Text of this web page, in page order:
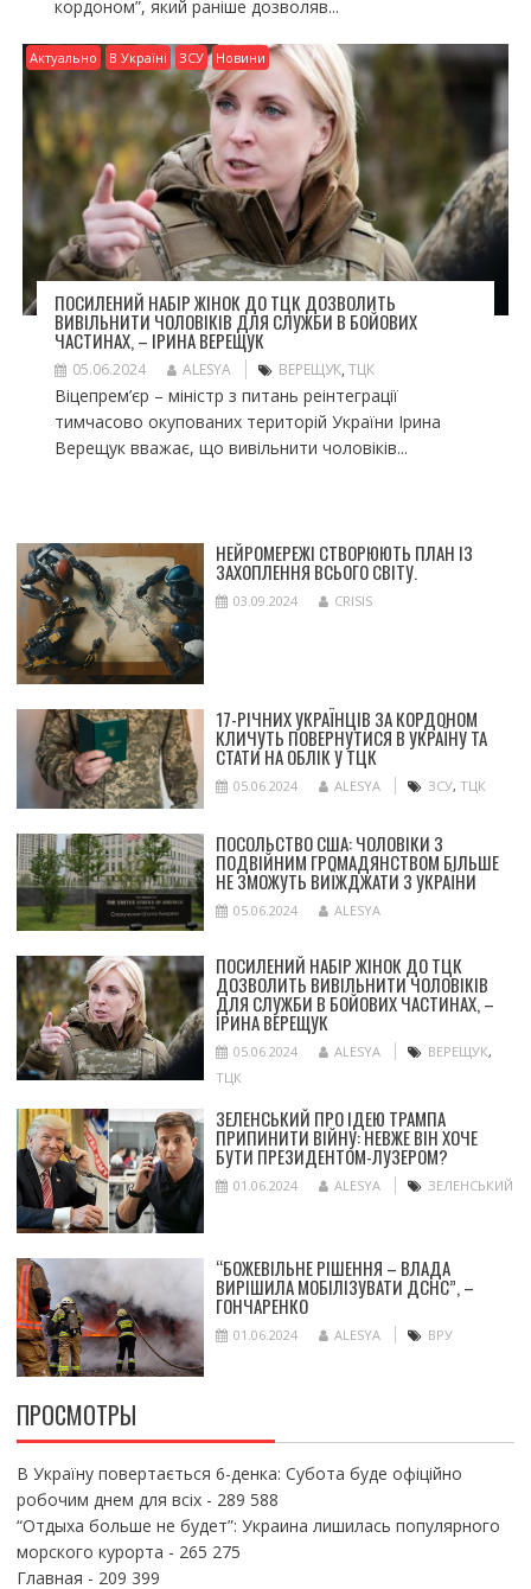
кордоном”, який раніше дозволяв...
Актуально В Україні ЗСУ Новини
ПОСИЛЕНИЙ НАБІР ЖІНОК ДО ТЦК ДОЗВОЛИТЬ
ВИВІЛЬНИТИ ЧОЛОВІКІВ ДЛЯ СЛУЖБИ В БОЙОВИХ
ЧАСТИНАХ, – ІРИНА ВЕРЕЩУК
05.06.2024 ALESYA ВЕРЕЩУК, ТЦК
Віцепрем’єр – міністр з питань реінтеграції
тимчасово окупованих територій України Ірина
Верещук вважає, що вивільнити чоловіків...
НЕЙРОМЕРЕЖІ СТВОРЮЮТЬ ПЛАН ІЗ
ЗАХОПЛЕННЯ ВСЬОГО СВІТУ.
03.09.2024 CRISIS
17-РІЧНИХ УКРАЇНЦІВ ЗА КОРДОНОМ
КЛИЧУТЬ ПОВЕРНУТИСЯ В УКРАЇНУ ТА
СТАТИ НА ОБЛІК У ТЦК
05.06.2024 ALESYA ЗСУ, ТЦК
ПОСОЛЬСТВО США: ЧОЛОВІКИ З
ПОДВІЙНИМ ГРОМАДЯНСТВОМ БІЛЬШЕ
НЕ ЗМОЖУТЬ ВИЇЖДЖАТИ З УКРАЇНИ
05.06.2024 ALESYA
ПОСИЛЕНИЙ НАБІР ЖІНОК ДО ТЦК
ДОЗВОЛИТЬ ВИВІЛЬНИТИ ЧОЛОВІКІВ
ДЛЯ СЛУЖБИ В БОЙОВИХ ЧАСТИНАХ, –
ІРИНА ВЕРЕЩУК
05.06.2024 ALESYA ВЕРЕЩУК,
ТЦК
ЗЕЛЕНСЬКИЙ ПРО ІДЕЮ ТРАМПА
ПРИПИНИТИ ВІЙНУ: НЕВЖЕ ВІН ХОЧЕ
БУТИ ПРЕЗИДЕНТОМ-ЛУЗЕРОМ?
01.06.2024 ALESYA ЗЕЛЕНСЬКИЙ
“БОЖЕВІЛЬНЕ РІШЕННЯ – ВЛАДА
ВИРІШИЛА МОБІЛІЗУВАТИ ДСНС”, –
ГОНЧАРЕНКО
01.06.2024 ALESYA ВРУ
ПРОСМОТРЫ
В Україну повертається 6-денка: Субота буде офіційно
робочим днем для всіх- 289 588
“Отдыха больше не будет”: Украина лишилась популярного
морского курорта - 265 275
Главная - 209 399